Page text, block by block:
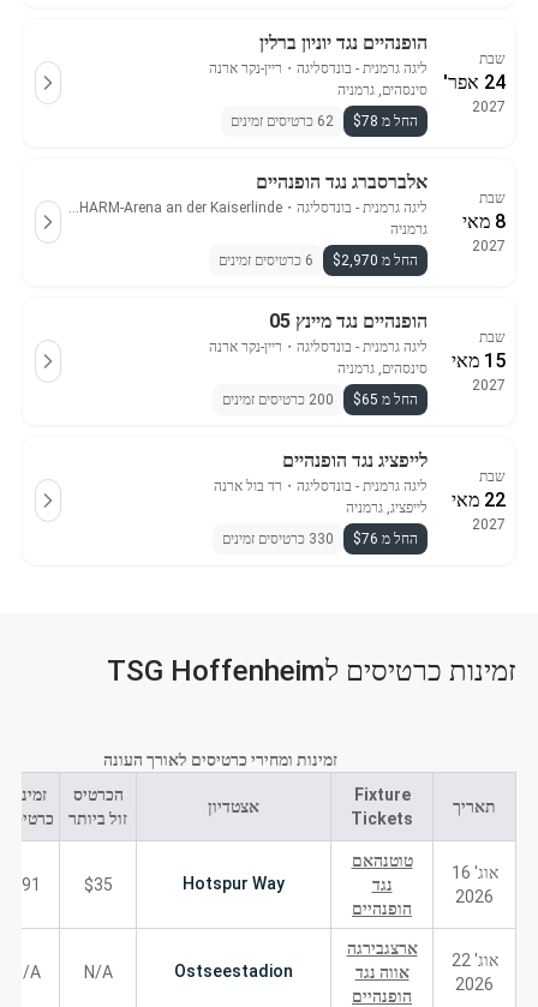
שבת
24 אפר'
2027
הופנהיים נגד יוניון ברלין
ליגה גרמנית - בונדסליגה ・ ריין-נקר ארנה
סינסהים, גרמניה
החל מ $78
62 כרטיסים זמינים
שבת
8 מאי
2027
אלברסברג נגד הופנהיים
ליגה גרמנית - בונדסליגה ・
URSAPHARM-Arena an der Kaiserlinde
גרמניה
החל מ $2,970
6 כרטיסים זמינים
שבת
15 מאי
2027
הופנהיים נגד מיינץ 05
ליגה גרמנית - בונדסליגה ・ ריין-נקר ארנה
סינסהים, גרמניה
החל מ $65
200 כרטיסים זמינים
שבת
22 מאי
2027
לייפציג נגד הופנהיים
ליגה גרמנית - בונדסליגה ・ רד בול ארנה
לייפציג, גרמניה
החל מ $76
330 כרטיסים זמינים
זמינות כרטיסים לTSG Hoffenheim
זמינות ומחירי כרטיסים לאורך העונה
תאריך
Fixture
Tickets
אצטדיון
הכרטיס
זול ביותר
זמינות
אוג' 16
2026
טוטנהאם
נגד
הופנהיים
Hotspur Way
$35
491
אוג' 22
2026
ארצגבירגה
אווה נגד
הופנהיים
Ostseestadion
N/A
N/A